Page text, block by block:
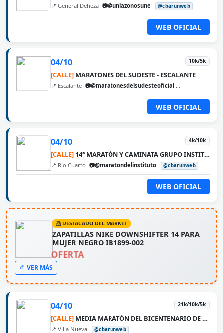
📍 General Deheza 📷@unlazonosune @cbarunweb
WEB OFICIAL
04/10 10k/5k
[CALLE] MARATONES DEL SUDESTE - ESCALANTE
📍 Escalante 📷@maratonesdelsudesteoficial
WEB OFICIAL
04/10 4k/10k
[CALLE] 14° MARATÓN Y CAMINATA GRUPO INSTITUTO MÉDICO
📍 Río Cuarto 📷@maratondelinstituto @cbarunweb
WEB OFICIAL
DESTACADO DEL MARKET
ZAPATILLAS NIKE DOWNSHIFTER 14 PARA
MUJER NEGRO IB1899-002
OFERTA
VER MÁS
04/10 21k/10k/5k
[CALLE] MEDIA MARATÓN DEL BICENTENARIO DE VILLA NUEVA
📍 Villa Nueva @cbarunweb